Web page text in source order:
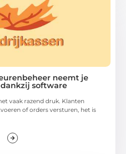
neemt je
software
vaak razend druk. Klanten
of orders versturen, het is